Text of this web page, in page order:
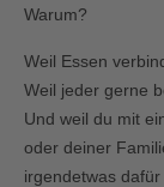
Warum?
Weil Essen
Weil jeder gerne
Und weil du mit
oder deiner
irgendetwas dafür